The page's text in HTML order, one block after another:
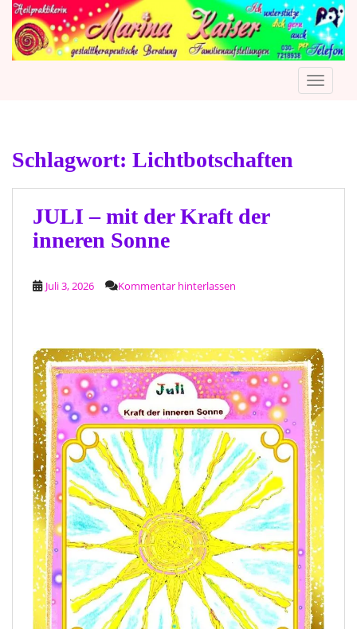
Schlagwort: Lichtbotschaften
JULI – mit der Kraft der
inneren Sonne
Juli 3, 2026 Kommentar hinterlassen